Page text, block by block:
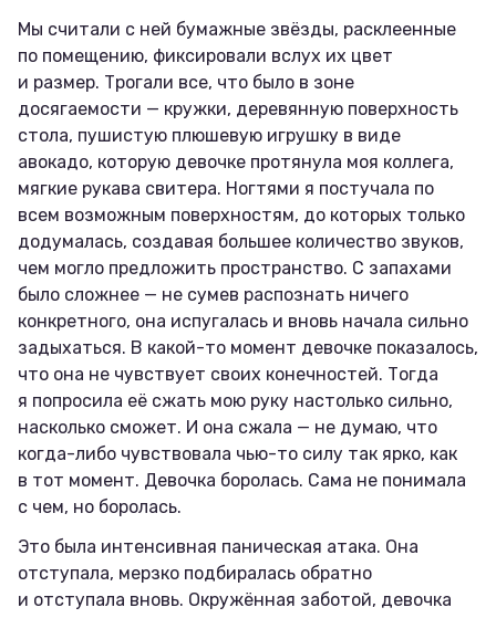
Мы считали с ней бумажные звёзды, расклеенные
по помещению, фиксировали вслух их цвет
и размер. Трогали все, что было в зоне
досягаемости — кружки, деревянную поверхность
стола, пушистую плюшевую игрушку в виде
авокадо, которую девочке протянула моя коллега,
мягкие рукава свитера. Ногтями я постучала по
всем возможным поверхностям, до которых только
додумалась, создавая большее количество звуков,
чем могло предложить пространство. С запахами
было сложнее — не сумев распознать ничего
конкретного, она испугалась и вновь начала сильно
задыхаться. В какой-то момент девочке показалось,
что она не чувствует своих конечностей. Тогда
я попросила её сжать мою руку настолько сильно,
насколько сможет. И она сжала — не думаю, что
когда-либо чувствовала чью-то силу так ярко, как
в тот момент. Девочка боролась. Сама не понимала
с чем, но боролась.
Это была интенсивная паническая атака. Она
отступала, мерзко подбиралась обратно
и отступала вновь. Окружённая заботой, девочка